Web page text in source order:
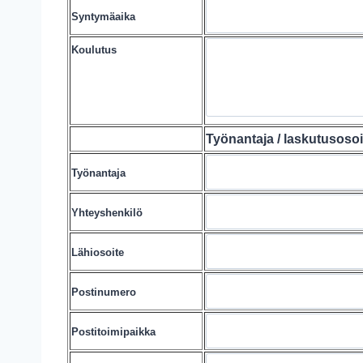
Syntymäaika
Koulutus
Työnantaja /
Työnantaja
Yhteyshenkilö
Lähiosoite
Postinumero
Postitoimipaikka